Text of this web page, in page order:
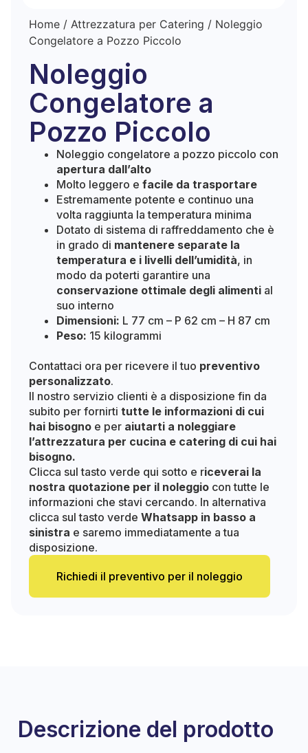
Home / Attrezzatura per Catering / Noleggio
Congelatore a Pozzo Piccolo
Noleggio
Congelatore a
Pozzo Piccolo
Noleggio congelatore a pozzo piccolo con
apertura dall’alto
Molto leggero e facile da trasportare
Estremamente potente e continuo una
volta raggiunta la temperatura minima
Dotato di sistema di raffreddamento che è
in grado di mantenere separate la
temperatura e i livelli dell’umidità, in
modo da poterti garantire una
conservazione ottimale degli alimenti al
suo interno
Dimensioni: L 77 cm – P 62 cm – H 87 cm
Peso: 15 kilogrammi
Contattaci ora per ricevere il tuo preventivo
personalizzato.
Il nostro servizio clienti è a disposizione fin da
subito per fornirti tutte le informazioni di cui
hai bisogno e per aiutarti a noleggiare
l’attrezzatura per cucina e catering di cui hai
bisogno.
Clicca sul tasto verde qui sotto e riceverai la
nostra quotazione per il noleggio con tutte le
informazioni che stavi cercando. In alternativa
clicca sul tasto verde Whatsapp in basso a
sinistra e saremo immediatamente a tua
disposizione.
Richiedi il preventivo per il noleggio
Descrizione del prodotto